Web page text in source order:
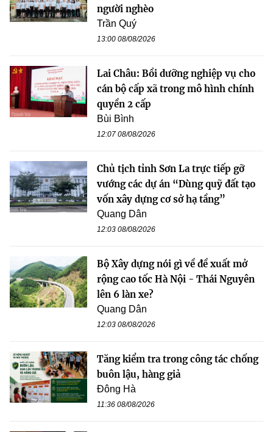
người nghèo
Trần Quý
13:00 08/08/2026
Lai Châu: Bồi dưỡng nghiệp vụ cho
cán bộ cấp xã trong mô hình chính
quyền 2 cấp
Bùi Bình
12:07 08/08/2026
Chủ tịch tỉnh Sơn La trực tiếp gỡ
vướng các dự án “Dùng quỹ đất tạo
vốn xây dựng cơ sở hạ tầng”
Quang Dân
12:03 08/08/2026
Bộ Xây dựng nói gì về đề xuất mở
rộng cao tốc Hà Nội - Thái Nguyên
lên 6 làn xe?
Quang Dân
12:03 08/08/2026
Tăng kiểm tra trong công tác chống
buôn lậu, hàng giả
Đông Hà
11:36 08/08/2026